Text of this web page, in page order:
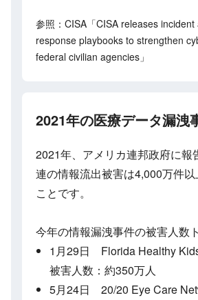
参照：CISA「CISA releases
response playbooks to strengthen
federal civilian agencies」
2021年の医療データ漏洩
2021年、アメリカ連邦政府に報
連の情報流出被害は4,000万件
ことです。
今年の情報漏洩事件の被害人数
1月29日 Florida Healthy
被害人数：約350万人
5月24日 20/20 Eye Care